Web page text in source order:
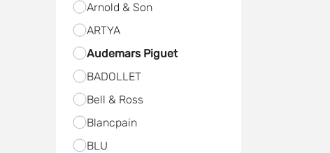
Arnold & Son
ARTYA
Audemars Piguet
BADOLLET
Bell & Ross
Blancpain
BLU